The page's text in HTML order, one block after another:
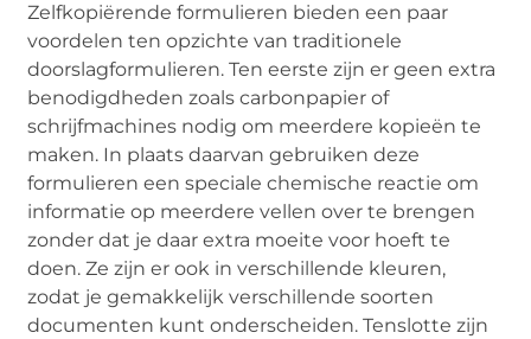
Zelfkopiërende formulieren bieden een paar
voordelen ten opzichte van traditionele
doorslagformulieren. Ten eerste zijn er geen extra
benodigdheden zoals carbonpapier of
schrijfmachines nodig om meerdere kopieën te
maken. In plaats daarvan gebruiken deze
formulieren een speciale chemische reactie om
informatie op meerdere vellen over te brengen
zonder dat je daar extra moeite voor hoeft te
doen. Ze zijn er ook in verschillende kleuren,
zodat je gemakkelijk verschillende soorten
documenten kunt onderscheiden. Tenslotte zijn